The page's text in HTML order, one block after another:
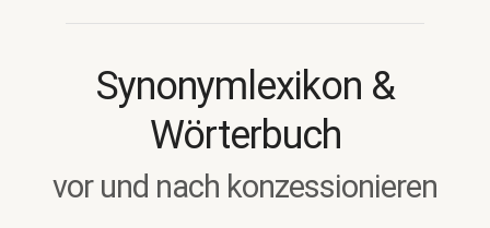
Synonymlexikon &
Wörterbuch
vor und nach konzessionieren